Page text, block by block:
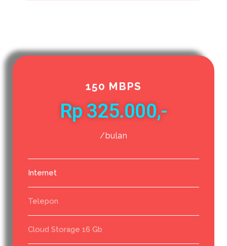
150 MBPS
Rp 325.000,-
/bulan
Internet
Telepon
Cloud Storage 16 Gb